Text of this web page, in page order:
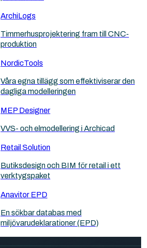
ArchiLogs
Timmerhusprojektering fram till CNC-
produktion
NordicTools
Våra egna tillägg som effektiviserar den
dagliga modelleringen
MEP Designer
VVS- och elmodellering i Archicad
Retail Solution
Butiksdesign och BIM för retail i ett
verktygspaket
Anavitor EPD
En sökbar databas med
miljövarudeklarationer (EPD)